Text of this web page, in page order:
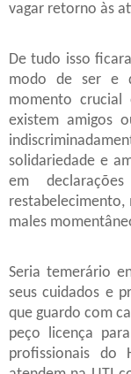
vagar retorno às
De tudo isso
modo de ser e
momento
existem amigos
solidariedade e
em
restabelecimento,
males
Seria temerário
seus cuidados e
que guardo com
peço licença
profissionais do